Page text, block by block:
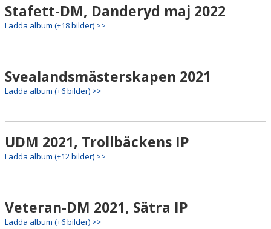
Stafett-DM, Danderyd maj 2022
Ladda album (+18 bilder) >>
Svealandsmästerskapen 2021
Ladda album (+6 bilder) >>
UDM 2021, Trollbäckens IP
Ladda album (+12 bilder) >>
Veteran-DM 2021, Sätra IP
Ladda album (+6 bilder) >>